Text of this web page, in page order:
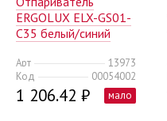
ERGOLUX ELX-GS01-
С35 белый/синий
Арт
13973
Код
00054002
1 206.42 ₽ мало